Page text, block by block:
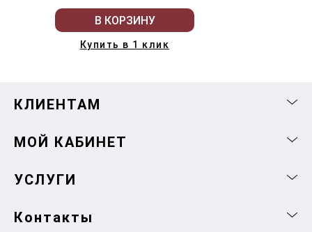
В КОРЗИНУ
Купить в 1 клик
КЛИЕНТАМ
МОЙ КАБИНЕТ
УСЛУГИ
Контакты